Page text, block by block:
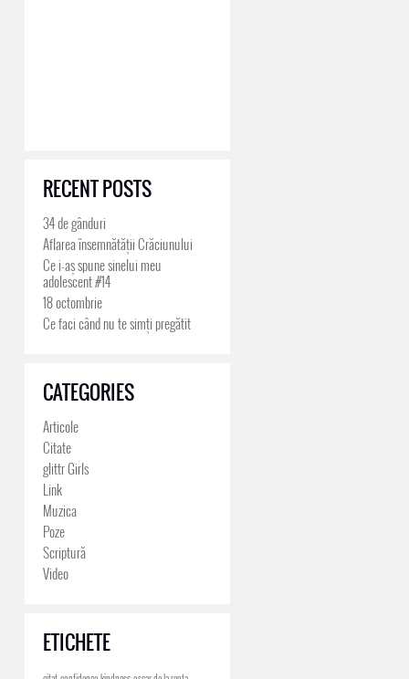
RECENT POSTS
34 de gânduri
Aflarea însemnătății Crăciunului
Ce i-aș spune sinelui meu
adolescent #14
18 octombrie
Ce faci când nu te simți pregătit
CATEGORIES
Articole
Citate
glittr Girls
Link
Muzica
Poze
Scriptură
Video
ETICHETE